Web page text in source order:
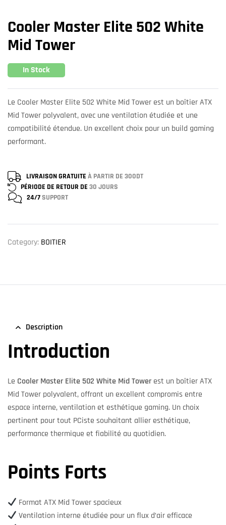
Cooler Master Elite 502 White
Mid Tower
In Stock
Le Cooler Master Elite 502 White Mid Tower est un boîtier ATX
Mid Tower polyvalent, avec une ventilation étudiée et une
compatibilité étendue. Un excellent choix pour un build gaming
performant.
LIVRAISON GRATUITE À PARTIR DE 300DT
PÉRIODE DE RETOUR DE 30 JOURS
24/7SUPPORT
Category: BOITIER
Description
Introduction
Le Cooler Master Elite 502 White Mid Tower est un boîtier ATX
Mid Tower polyvalent, offrant un excellent compromis entre
espace interne, ventilation et esthétique gaming. Un choix
pertinent pour tout PCiste souhaitant allier esthétique,
performance thermique et fiabilité au quotidien.
Points Forts
Format ATX Mid Tower spacieux
Ventilation interne étudiée pour un flux d’air efficace